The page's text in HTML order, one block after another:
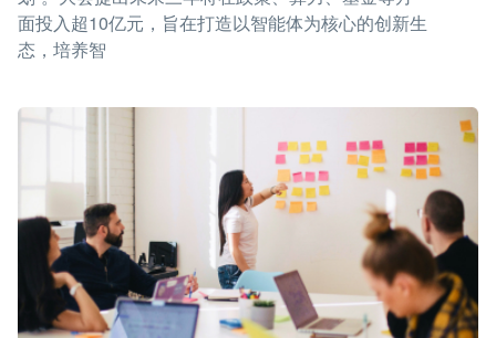
面投入超10亿元，旨在打造以智能体为核心的创新生
态，培养智